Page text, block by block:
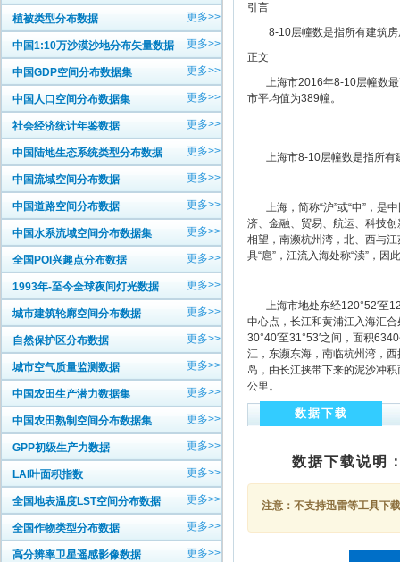
植被类型分布数据 更多>>
中国1:10万沙漠沙地分布矢量数据 更多>>
中国GDP空间分布数据集 更多>>
中国人口空间分布数据集 更多>>
社会经济统计年鉴数据 更多>>
中国陆地生态系统类型分布数据 更多>>
中国流域空间分布数据 更多>>
中国道路空间分布数据 更多>>
中国水系流域空间分布数据集 更多>>
全国POI兴趣点分布数据 更多>>
1993年-至今全球夜间灯光数据 更多>>
城市建筑轮廓空间分布数据 更多>>
自然保护区分布数据 更多>>
城市空气质量监测数据 更多>>
中国农田生产潜力数据集 更多>>
中国农田熟制空间分布数据集 更多>>
GPP初级生产力数据 更多>>
LAI叶面积指数 更多>>
全国地表温度LST空间分布数据 更多>>
全国作物类型分布数据 更多>>
高分辨率卫星遥感影像数据 更多>>
引言
8-10层幢数是指所有建筑房
正文
上海市2016年8-10层幢数最
市平均值为389幢。
上海市8-10层幢数是指所有
上海，简称“沪”或“申”，是
济、金融、贸易、航运、科技
相望，南濒杭州湾，北、西与
具“扈”，江流入海处称“渎”，因
上海市地处东经120°52′至
中心点，长江和黄浦江入海汇
30°40′至31°53′之间，面积
江，东濒东海，南临杭州湾，
岛，由长江挟带下来的泥沙冲
公里。
数据下载
数据下载说明
注意：不支持迅雷等工具下